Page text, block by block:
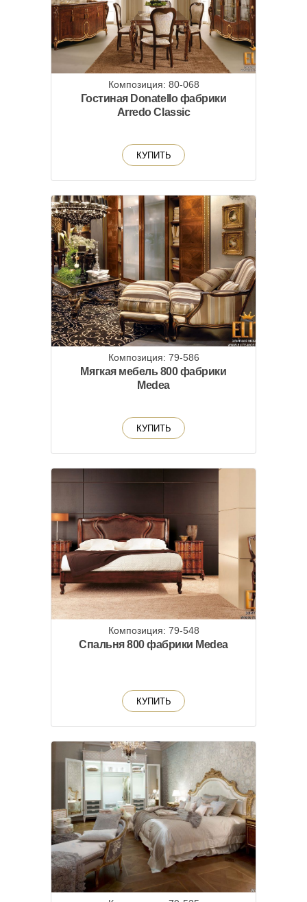
Композиция: 80-068
Гостиная Donatello фабрики
Arredo Classic
КУПИТЬ
Композиция: 79-586
Мягкая мебель 800 фабрики
Medea
КУПИТЬ
Композиция: 79-548
Спальня 800 фабрики Medea
КУПИТЬ